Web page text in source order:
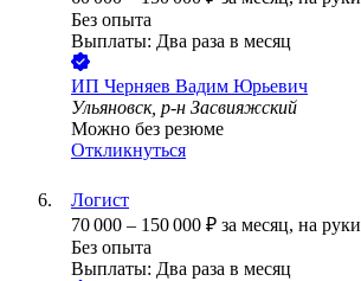
Без опыта
Выплаты: Два раза в месяц
ИП Черняев Вадим Юрьевич
Ульяновск, р-н Засвияжский
Можно без резюме
Откликнуться
Логист
70 000 – 150 000 ₽ за месяц, на руки
Без опыта
Выплаты: Два раза в месяц